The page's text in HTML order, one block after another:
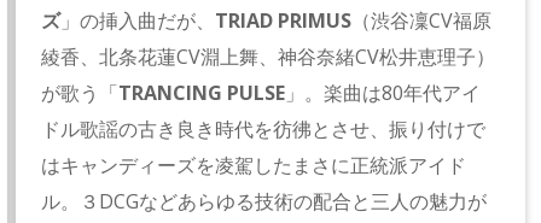
ズ」の挿入曲だが、 TRIAD PRIMUS （渋谷凜CV福原
綾香、北条花蓮CV淵上舞、神谷奈緒CV松井恵理子）
が歌う「TRANCING PULSE 」。楽曲は80年代アイ
ドル歌謡の古き良き時代を彷彿とさせ、振り付けで
はキャンディーズを凌駕したまさに正統派アイド
ル。３DCGなどあらゆる技術の配合と三人の魅力が